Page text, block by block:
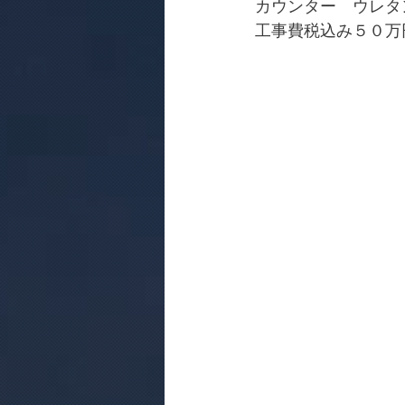
カウンター　ウレ
工事費税込み５０万